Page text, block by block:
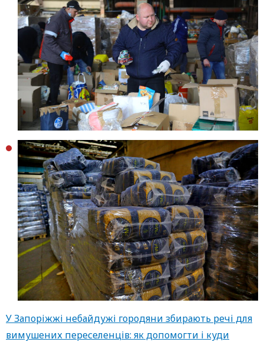
У Запоріжжі небайдужі городяни збирають речі для
вимушених переселенців: як допомогти і куди